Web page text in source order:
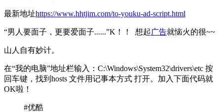
最新地址https://www.hhtjim.com/to-youku-ad-script.html
“男人要面子，更要爱面子......”K！！ 想起广告就恼火的很~~
山人自有妙计。
在“我的电脑”地址栏输入：C:\Windows\System32\drivers\etc 按
回车键，找到hosts 文件用记事本方式 打开。加入下面代码就
OK啦！
#优酷